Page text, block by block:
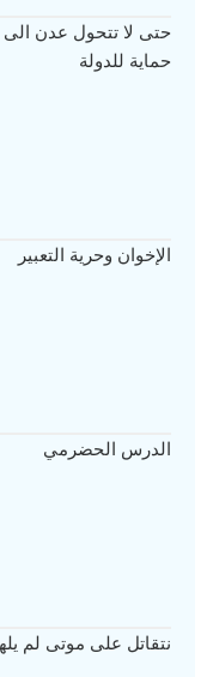
حتى لا تتحول عدن الى
حماية للدولة
الإخوان وحرية التعبير
الدرس الحضرمي
نتقاتل على موتى لم